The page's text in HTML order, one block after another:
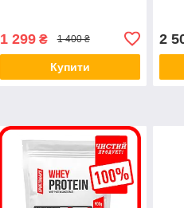
1 299₴ 1 400 ₴
Купити
2